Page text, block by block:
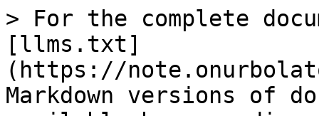
> For the complete
[llms.txt]
(https://
Markdown versions of